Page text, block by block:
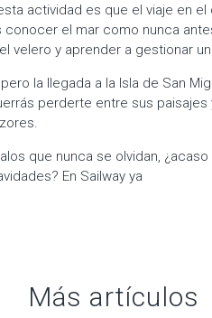
actividad es que el viaje en
el mar como nunca
velero y aprender a gestionar
la llegada a la Isla de San
perderte entre sus
que nunca se olvidan,
En Sailway ya
Más artículos